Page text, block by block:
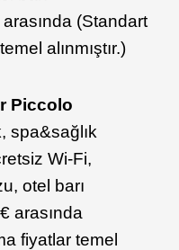
(Standart
alınmıştır.)
Piccolo
spa&sağlık
Wi-Fi,
otel barı
arasında
fiyatlar temel